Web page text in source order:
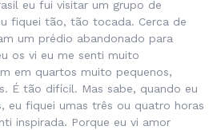
eu fui visitar um grupo de
fiquei tão, tão tocada. Cerca de
um prédio abandonado para
os vi eu me senti muito
em quartos muito pequenos,
É tão difícil. Mas sabe, quando eu
eu fiquei umas três ou quatro horas
inspirada. Porque eu vi amor